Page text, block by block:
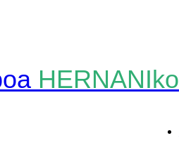
HERNANIko